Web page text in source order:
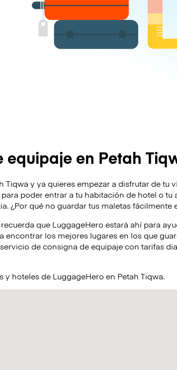
equipaje en Petah
Tiqwa y ya quieres empezar a disfrutar de tu
poder entrar a tu habitación de hotel o tu
¿Por qué no guardar tus maletas fácilmente
que LuggageHero estará ahí para
encontrar los mejores lugares en los que
de consigna de equipaje con tarifas
hoteles de LuggageHero en Petah Tiqwa.